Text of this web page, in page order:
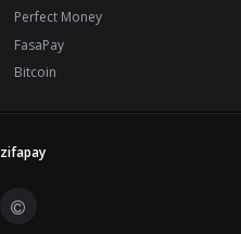
Perfect Money
FasaPay
Bitcoin
zifapay